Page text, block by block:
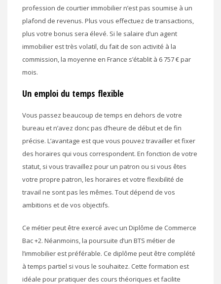
profession de courtier immobilier n’est pas soumise à un
plafond de revenus. Plus vous effectuez de transactions,
plus votre bonus sera élevé. Si le salaire d’un agent
immobilier est très volatil, du fait de son activité à la
commission, la moyenne en France s’établit à 6 757 € par
mois.
Un emploi du temps flexible
Vous passez beaucoup de temps en dehors de votre
bureau et n’avez donc pas d’heure de début et de fin
précise. L’avantage est que vous pouvez travailler et fixer
des horaires qui vous correspondent. En fonction de votre
statut, si vous travaillez pour un patron ou si vous êtes
votre propre patron, les horaires et votre flexibilité de
travail ne sont pas les mêmes. Tout dépend de vos
ambitions et de vos objectifs.
Ce métier peut être exercé avec un Diplôme de Commerce
Bac +2. Néanmoins, la poursuite d’un BTS métier de
l’immobilier est préférable. Ce diplôme peut être complété
à temps partiel si vous le souhaitez. Cette formation est
idéale pour pratiquer des cours théoriques et facilite